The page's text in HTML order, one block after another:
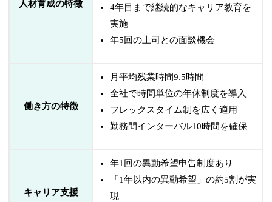
人材育成の特徴
4年目まで継続的なキャリア教育を
実施
年5回の上司との面談機会
働き方の特徴
月平均残業時間9.5時間
全社で時間単位の年休制度を導入
フレックスタイム制を広く適用
勤務間インターバル10時間を確保
キャリア支援
年1回の異動希望申告制度あり
「1年以内の異動希望」の約5割が実
現